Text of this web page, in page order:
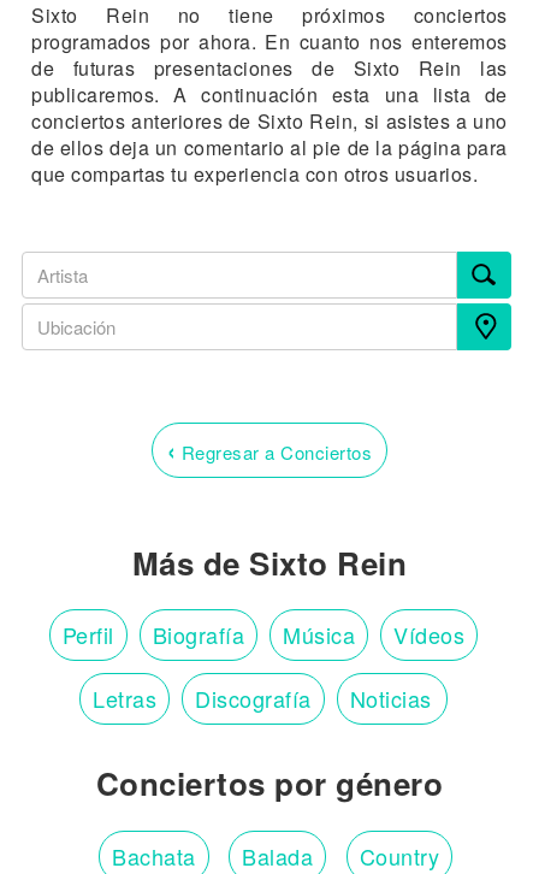
Sixto Rein no tiene próximos conciertos
programados por ahora. En cuanto nos enteremos
de futuras presentaciones de Sixto Rein las
publicaremos. A continuación esta una lista de
conciertos anteriores de Sixto Rein, si asistes a uno
de ellos deja un comentario al pie de la página para
que compartas tu experiencia con otros usuarios.
‹ Regresar a Conciertos
Más de Sixto Rein
Perfil Biografía Música Vídeos
Letras Discografía Noticias
Conciertos por género
Bachata Balada Country